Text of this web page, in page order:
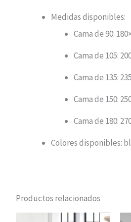
Medidas disponibles:
Cama de 90:
Cama de 105:
Cama de 135:
Cama de 150:
Cama de 180:
Colores disponibles:
Productos relacionados